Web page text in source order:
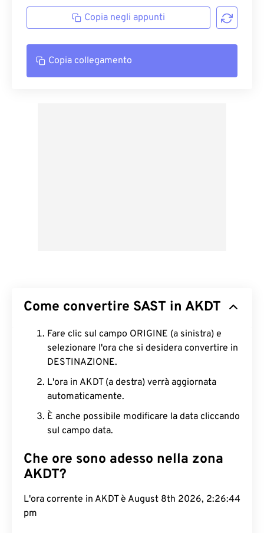
Copia negli appunti
Copia collegamento
Come convertire SAST in AKDT
Fare clic sul campo ORIGINE (a sinistra) e
selezionare l'ora che si desidera convertire in
DESTINAZIONE.
L'ora in AKDT (a destra) verrà aggiornata
automaticamente.
È anche possibile modificare la data cliccando
sul campo data.
Che ore sono adesso nella zona
AKDT?
L'ora corrente in AKDT è August 8th 2026, 2:26:45
pm